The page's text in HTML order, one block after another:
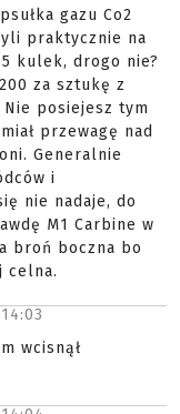
gazu Co2
praktycznie na
kulek, drogo nie?
za sztukę z
posiejesz tym
przewagę nad
Generalnie
i
nie nadaje, do
M1 Carbine w
broń boczna bo
celna.
14:03
wcisnął